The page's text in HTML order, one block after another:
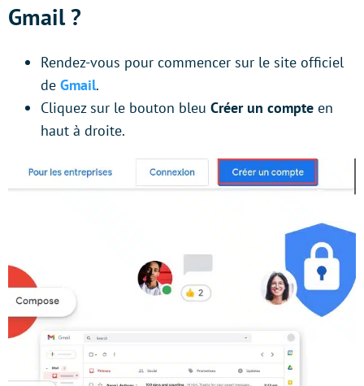
Gmail ?
Rendez-vous pour commencer sur le site officiel
de Gmail.
Cliquez sur le bouton bleu Créer un compte en
haut à droite.